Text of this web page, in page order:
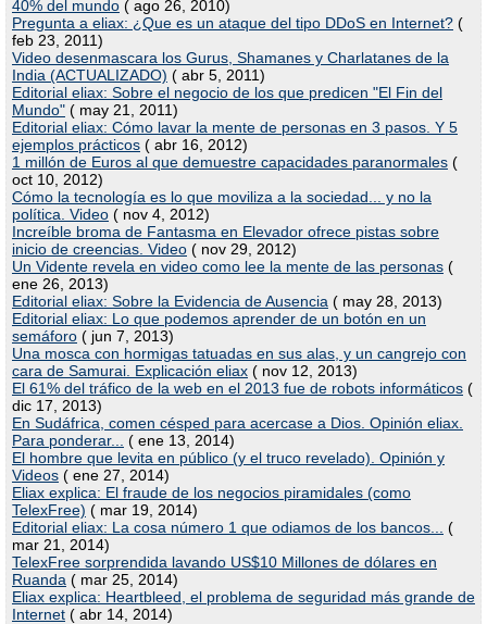
40% del mundo ( ago 26, 2010)
Pregunta a eliax: ¿Que es un ataque del tipo DDoS en Internet? (
feb 23, 2011)
Video desenmascara los Gurus, Shamanes y Charlatanes de la
India (ACTUALIZADO) ( abr 5, 2011)
Editorial eliax: Sobre el negocio de los que predicen "El Fin del
Mundo" ( may 21, 2011)
Editorial eliax: Cómo lavar la mente de personas en 3 pasos. Y 5
ejemplos prácticos ( abr 16, 2012)
1 millón de Euros al que demuestre capacidades paranormales (
oct 10, 2012)
Cómo la tecnología es lo que moviliza a la sociedad... y no la
política. Video ( nov 4, 2012)
Increíble broma de Fantasma en Elevador ofrece pistas sobre
inicio de creencias. Video ( nov 29, 2012)
Un Vidente revela en video como lee la mente de las personas (
ene 26, 2013)
Editorial eliax: Sobre la Evidencia de Ausencia ( may 28, 2013)
Editorial eliax: Lo que podemos aprender de un botón en un
semáforo ( jun 7, 2013)
Una mosca con hormigas tatuadas en sus alas, y un cangrejo con
cara de Samurai. Explicación eliax ( nov 12, 2013)
El 61% del tráfico de la web en el 2013 fue de robots informáticos (
dic 17, 2013)
En Sudáfrica, comen césped para acercase a Dios. Opinión eliax.
Para ponderar...
( ene 13, 2014)
El hombre que levita en público (y el truco revelado). Opinión y
Videos ( ene 27, 2014)
Eliax explica: El fraude de los negocios piramidales (como
TelexFree) ( mar 19, 2014)
Editorial eliax: La cosa número 1 que odiamos de los bancos...
(
mar 21, 2014)
TelexFree sorprendida lavando US$10 Millones de dólares en
Ruanda ( mar 25, 2014)
Eliax explica: Heartbleed, el problema de seguridad más grande de
Internet ( abr 14, 2014)